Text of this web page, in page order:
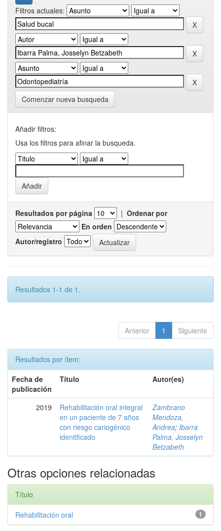
Filtros actuales:
Comenzar nueva busqueda
Añadir filtros:
Usa los filtros para afinar la busqueda.
Resultados por página | Ordenar por
En orden
Autor/registro
Resultados 1-1 de 1.
Anterior 1 Siguiente
Resultados por ítem:
Fecha de
publicación
Título Autor(es)
2019
Rehabilitación oral integral
en un paciente de 7 años
con riesgo cariogénico
identificado
Zambrano
Mendoza,
Andrea; Ibarra
Palma, Josselyn
Betzabeth
Otras opciones relacionadas
Título
1
Rehabilitación oral